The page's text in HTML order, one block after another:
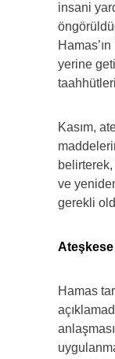
insani
yerine
Kasım,
ve
gerekli
Ateşkese
Hamas